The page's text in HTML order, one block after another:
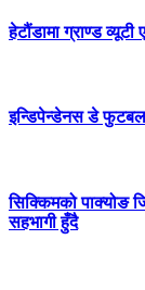
हेटौंडामा ग्राण्ड व्यूटी
इन्डिपेन्डेनस डे
सिक्किमको पाक्योङ
सहभागी हुँदै